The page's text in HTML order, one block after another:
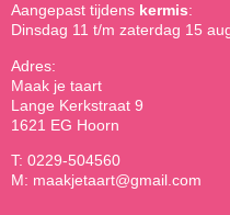
Aangepast tijdens kermis:
Dinsdag 11 t/m zaterdag 15
Adres:
Maak je taart
Lange Kerkstraat 9
1621 EG Hoorn
T: 0229-504560
M: maakjetaart@gmail.com